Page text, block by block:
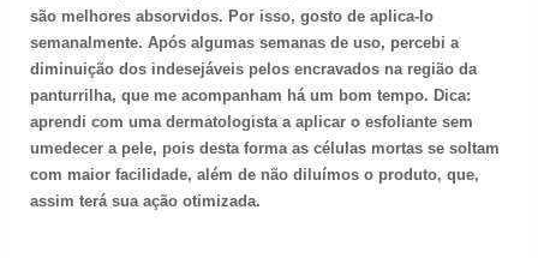
são melhores absorvidos. Por isso, gosto de aplica-lo
semanalmente. Após algumas semanas de uso, percebi a
diminuição dos indesejáveis pelos encravados na região da
panturrilha, que me acompanham há um bom tempo. Dica:
aprendi com uma dermatologista a aplicar o esfoliante sem
umedecer a pele, pois desta forma as células mortas se soltam
com maior facilidade, além de não diluímos o produto, que,
assim terá sua ação otimizada.